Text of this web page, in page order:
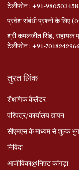
टेलीफोन : +91-
प्रवेश संबंधी प्रश्नों के लिए
श्री कमलजीत सिंह, सहायक
टेलीफोन : +91-7018242966
तुरत लिंक
शैक्षणिक कैलेंडर
परिपत्र/कार्यालय ज्ञापन
सीएमएस के माध्यम से शुल्क
निविदा
आजीविका@निफ़्ट कांगड़ा